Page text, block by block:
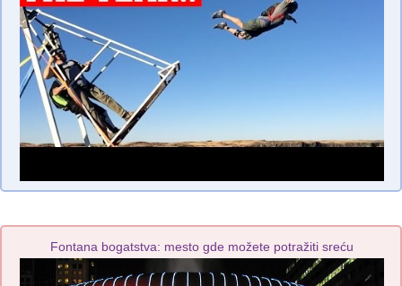
Fontana bogatstva: mesto gde možete potražiti sreću